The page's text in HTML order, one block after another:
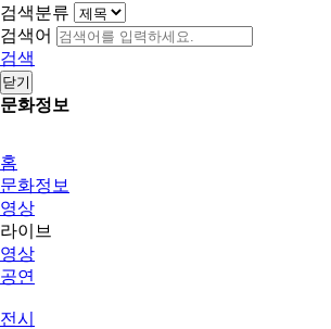
검색분류
검색어
검색
닫기
문화정보
홈
문화정보
영상
라이브
영상
공연
전시